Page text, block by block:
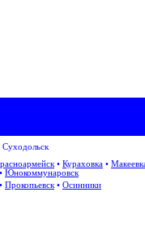
Суходольск
• Кураховка •
• Юнокоммунаровск
• Прокопьевск • Осинники